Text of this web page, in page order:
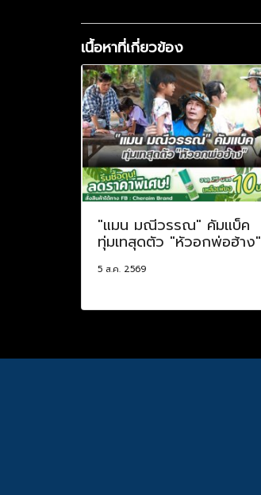
เนื้อหาที่เกี่ยวข้อง
"แมน มณีวรรณ" คัมแบ็ค
ทุ่มเทสุดตัว "หัวอกพ่อฮ้าง"
5 ส.ค. 2569